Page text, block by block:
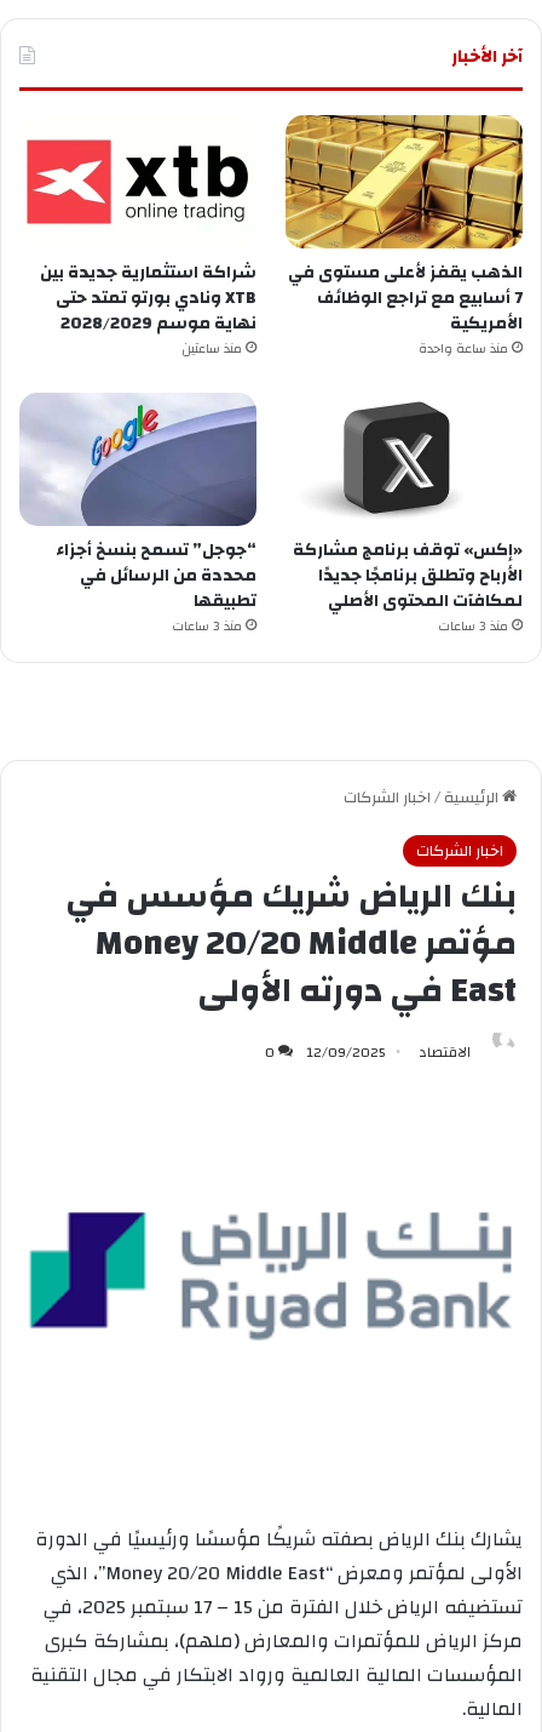
آخر الأخبار
الذهب يقفز لأعلى مستوى في
7 أسابيع مع تراجع الوظائف
الأمريكية
منذ ساعة واحدة
شراكة استثمارية جديدة بين
XTB ونادي بورتو تمتد حتى
نهاية موسم 2028/2029
منذ ساعتين
«إكس» توقف برنامج مشاركة
الأرباح وتطلق برنامجًا جديدًا
لمكافآت المحتوى الأصلي
منذ 3 ساعات
“جوجل” تسمح بنسخ أجزاء
محددة من الرسائل في
تطبيقها
منذ 3 ساعات